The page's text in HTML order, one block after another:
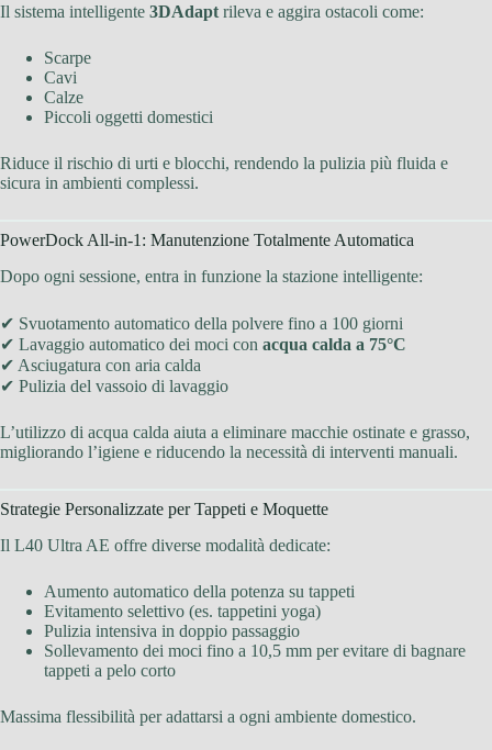
Il sistema intelligente 3DAdapt rileva e aggira ostacoli come:
Scarpe
Cavi
Calze
Piccoli oggetti domestici
Riduce il rischio di urti e blocchi, rendendo la pulizia più fluida e
sicura in ambienti complessi.
PowerDock All-in-1: Manutenzione Totalmente Automatica
Dopo ogni sessione, entra in funzione la stazione intelligente:
✔ Svuotamento automatico della polvere fino a 100 giorni
✔ Lavaggio automatico dei moci con acqua calda a 75°C
✔ Asciugatura con aria calda
✔ Pulizia del vassoio di lavaggio
L’utilizzo di acqua calda aiuta a eliminare macchie ostinate e grasso,
migliorando l’igiene e riducendo la necessità di interventi manuali.
Strategie Personalizzate per Tappeti e Moquette
Il L40 Ultra AE offre diverse modalità dedicate:
Aumento automatico della potenza su tappeti
Evitamento selettivo (es. tappetini yoga)
Pulizia intensiva in doppio passaggio
Sollevamento dei moci fino a 10,5 mm per evitare di bagnare
tappeti a pelo corto
Massima flessibilità per adattarsi a ogni ambiente domestico.